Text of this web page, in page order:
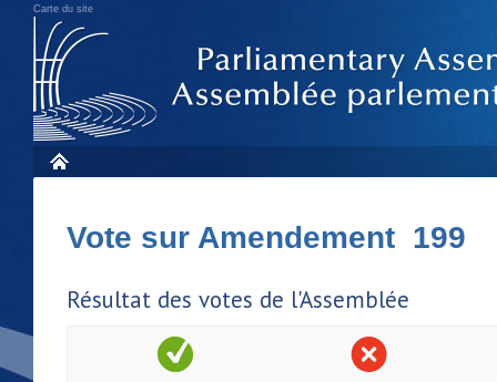
Carte du site
Vote sur Amendement 199
Résultat des votes de l'Assemblée